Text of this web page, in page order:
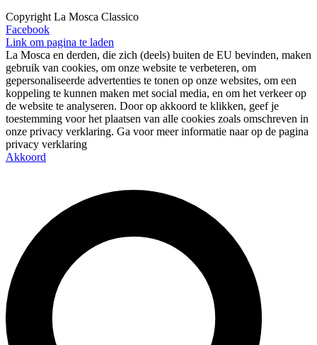
Copyright La Mosca Classico
Facebook
Link om pagina te laden
La Mosca en derden, die zich (deels) buiten de EU bevinden, maken
gebruik van cookies, om onze website te verbeteren, om
gepersonaliseerde advertenties te tonen op onze websites, om een
koppeling te kunnen maken met social media, en om het verkeer op
de website te analyseren. Door op akkoord te klikken, geef je
toestemming voor het plaatsen van alle cookies zoals omschreven in
onze privacy verklaring. Ga voor meer informatie naar op de pagina
privacy verklaring
Akkoord